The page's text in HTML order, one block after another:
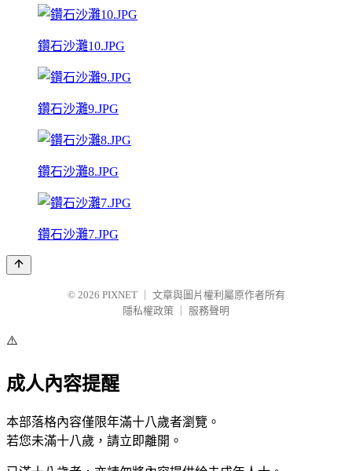
鑽石沙灘10.JPG
鑽石沙灘9.JPG
鑽石沙灘8.JPG
鑽石沙灘7.JPG
© 2026 PIXNET
文章與圖片權利屬原作者所有
隱私權政策
服務聲明
⚠️
成人內容提醒
本部落格內容僅限年滿十八歲者瀏覽。
若您未滿十八歲，請立即離開。